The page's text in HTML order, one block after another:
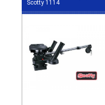
Scotty 1114